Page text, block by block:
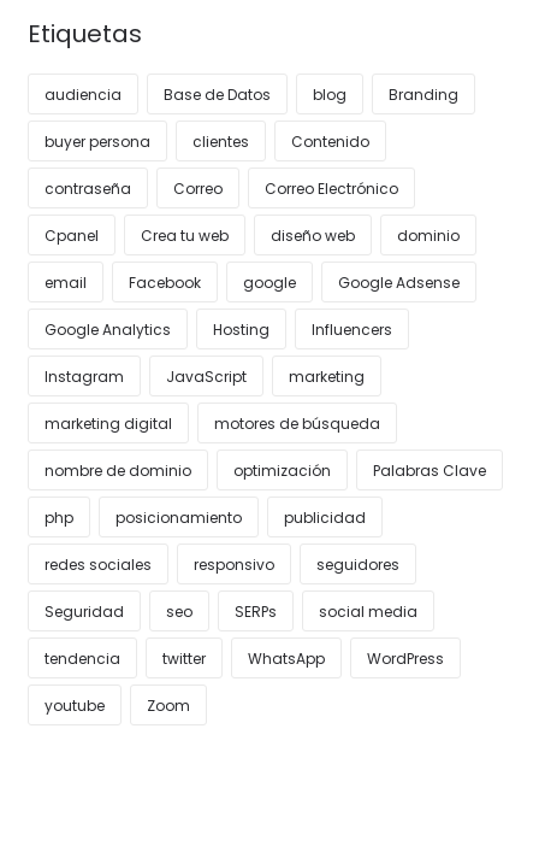
Etiquetas
audiencia Base de Datos blog Branding
buyer persona clientes Contenido
contraseña Correo Correo Electrónico
Cpanel Crea tu web diseño web dominio
email Facebook google Google Adsense
Google Analytics Hosting Influencers
Instagram JavaScript marketing
marketing digital motores de búsqueda
nombre de dominio optimización Palabras Clave
php posicionamiento publicidad
redes sociales responsivo seguidores
Seguridad seo SERPs social media
tendencia twitter WhatsApp WordPress
youtube Zoom